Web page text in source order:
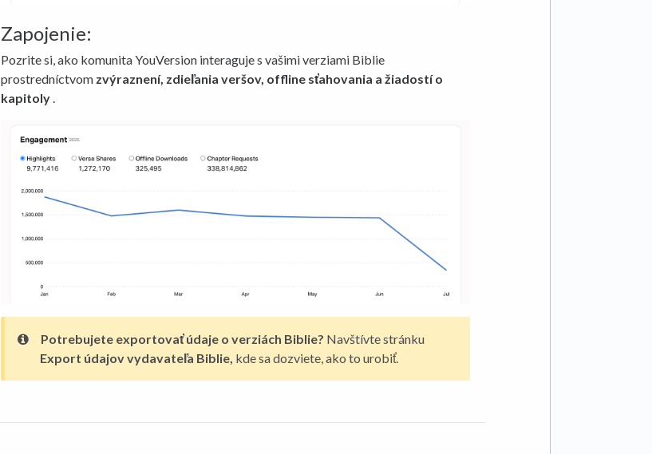
Zapojenie:
Pozrite si, ako komunita YouVersion interaguje s vašimi verziami Biblie
prostredníctvom zvýraznení, zdieľania veršov, offline sťahovania a žiadostí o
kapitoly
Potrebujete exportovať údaje o verziách Biblie? Navštívte stránku
Export údajov vydavateľa Biblie, kde sa dozviete, ako to urobiť.